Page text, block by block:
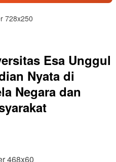
Esa Unggul
Nyata di
Negara dan